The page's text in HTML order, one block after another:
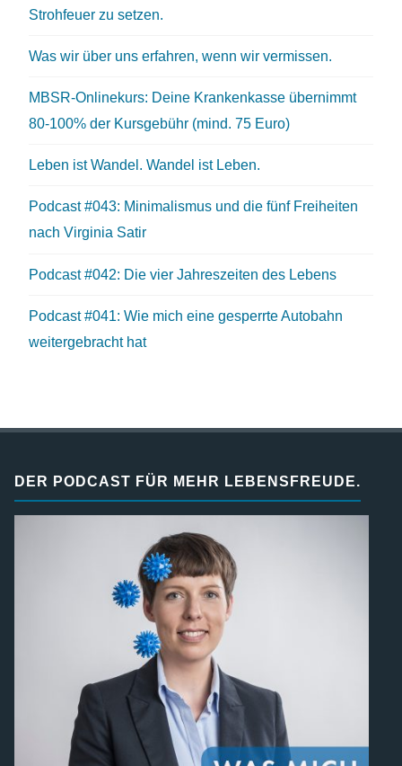
Strohfeuer zu setzen.
Was wir über uns erfahren, wenn wir vermissen.
MBSR-Onlinekurs: Deine Krankenkasse übernimmt
80-100% der Kursgebühr (mind. 75 Euro)
Leben ist Wandel. Wandel ist Leben.
Podcast #043: Minimalismus und die fünf Freiheiten
nach Virginia Satir
Podcast #042: Die vier Jahreszeiten des Lebens
Podcast #041: Wie mich eine gesperrte Autobahn
weitergebracht hat
DER PODCAST FÜR MEHR LEBENSFREUDE.